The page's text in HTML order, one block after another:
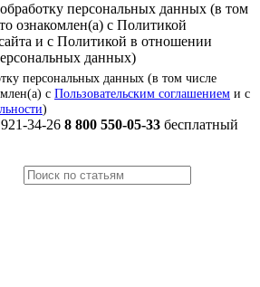
персональных данных (в том
ознакомлен(а) с Политикой
и с Политикой в отношении
данных)
персональных данных (в том числе
с Пользовательским соглашением и с
)
34-26 8 800 550-05-33 бесплатный